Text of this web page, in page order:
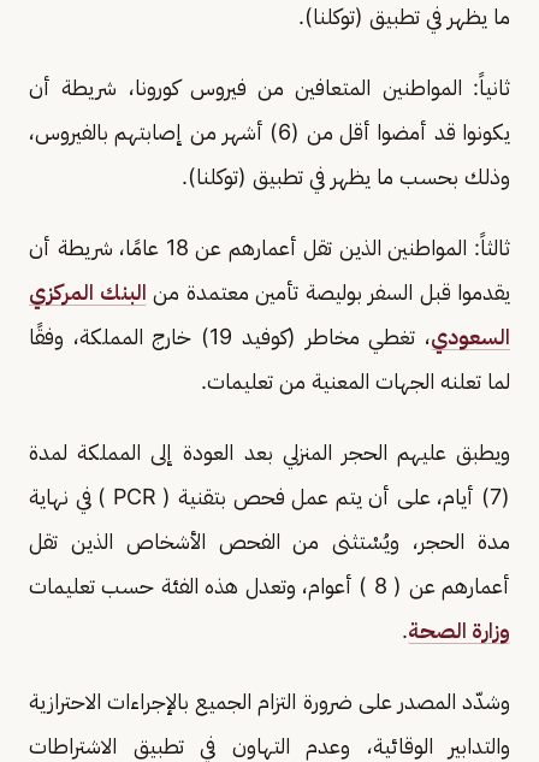
ما يظهر في تطبيق (توكلنا).
ثانياً: المواطنين المتعافين من فيروس كورونا، شريطة أن
يكونوا قد أمضوا أقل من (6) أشهر من إصابتهم بالفيروس،
وذلك بحسب ما يظهر في تطبيق (توكلنا).
ثالثاً: المواطنين الذين تقل أعمارهم عن 18 عامًا، شريطة أن
يقدموا قبل السفر بوليصة تأمين معتمدة من البنك المركزي
السعودي
، تغطي مخاطر (كوفيد 19) خارج المملكة، وفقًا
لما تعلنه الجهات المعنية من تعليمات.
ويطبق عليهم الحجر المنزلي بعد العودة إلى المملكة لمدة
(7) أيام، على أن يتم عمل فحص بتقنية ( PCR ) في نهاية
مدة الحجر، ويُسْتثنى من الفحص الأشخاص الذين تقل
أعمارهم عن ( 8 ) أعوام، وتعدل هذه الفئة حسب تعليمات
وزارة الصحة.
وشدّد المصدر على ضرورة التزام الجميع بالإجراءات الاحترازية
والتدابير الوقائية، وعدم التهاون في تطبيق الاشتراطات